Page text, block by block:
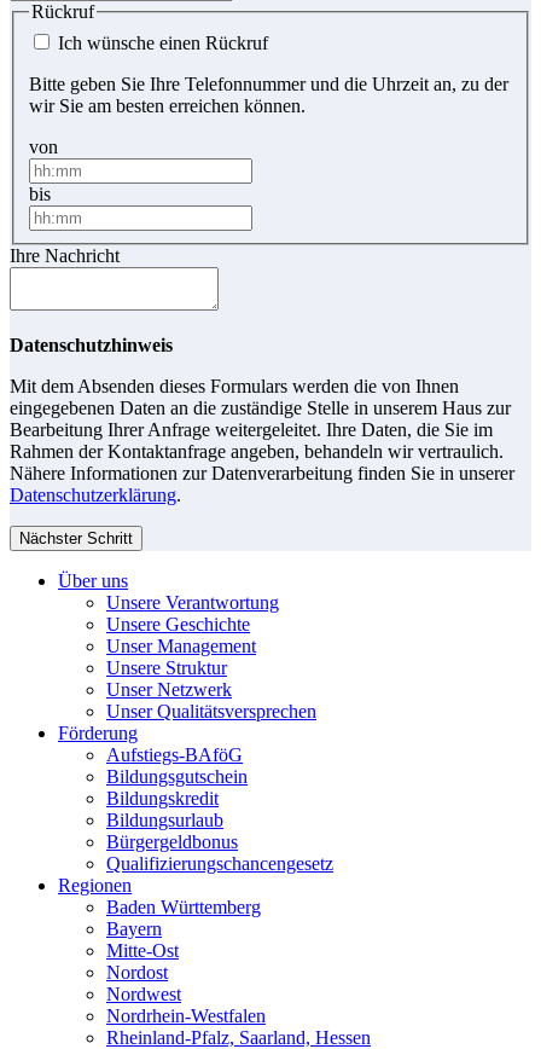
Rückruf
Ich wünsche einen Rückruf
Bitte geben Sie Ihre Telefonnummer und die Uhrzeit an, zu der
wir Sie am besten erreichen können.
von
bis
Ihre Nachricht
Datenschutzhinweis
Mit dem Absenden dieses Formulars werden die von Ihnen
eingegebenen Daten an die zuständige Stelle in unserem Haus zur
Bearbeitung Ihrer Anfrage weitergeleitet. Ihre Daten, die Sie im
Rahmen der Kontaktanfrage angeben, behandeln wir vertraulich.
Nähere Informationen zur Datenverarbeitung finden Sie in unserer
Datenschutzerklärung.
Nächster Schritt
Über uns
Unsere Verantwortung
Unsere Geschichte
Unser Management
Unsere Struktur
Unser Netzwerk
Unser Qualitätsversprechen
Förderung
Aufstiegs-BAföG
Bildungsgutschein
Bildungskredit
Bildungsurlaub
Bürgergeldbonus
Qualifizierungschancengesetz
Regionen
Baden Württemberg
Bayern
Mitte-Ost
Nordost
Nordwest
Nordrhein-Westfalen
Rheinland-Pfalz, Saarland, Hessen